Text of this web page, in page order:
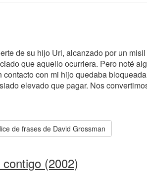
de su hijo Uri, alcanzado por un
que aquello ocurriera. Pero noté
contacto con mi hijo quedaba
elevado que pagar. Nos
de frases de David Grossman
(2002)